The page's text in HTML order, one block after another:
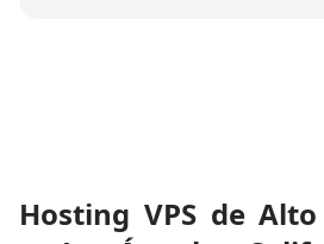
Hosting VPS de